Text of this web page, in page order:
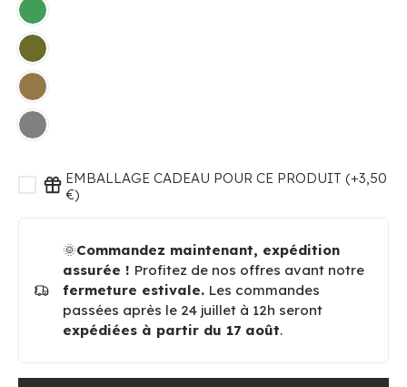
EMBALLAGE CADEAU POUR CE PRODUIT (+3,50
€)
🌞Commandez maintenant, expédition
assurée ! Profitez de nos offres avant notre
fermeture estivale. Les commandes
passées après le 24 juillet à 12h seront
expédiées à partir du 17 août.